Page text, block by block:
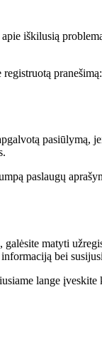
iškilusią
pranešimą:
pasiūlymą,
paslaugų
galėsite matyti
bei
lange